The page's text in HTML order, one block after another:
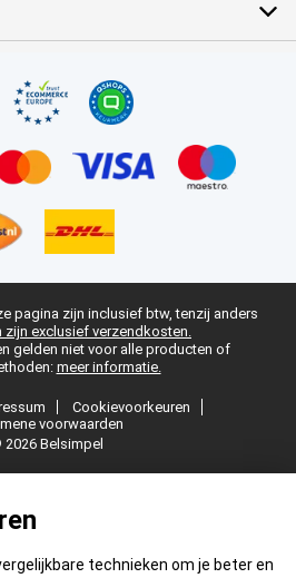
technieken om je beter en
pagina zijn inclusief btw, tenzij anders
zijn exclusief verzendkosten.
gelden niet voor alle producten of
meer informatie.
Cookievoorkeuren
voorwaarden
Belsimpel